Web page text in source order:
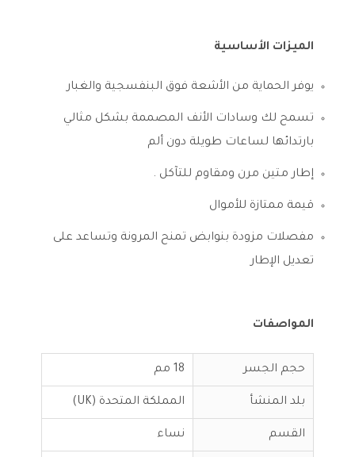
الميزات الأساسية
يوفر الحماية من الأشعة فوق البنفسجية والغبار
تسمح لك وسادات الأنف المصممة بشكل مثالي
بارتدائها لساعات طويلة دون ألم
إطار متين مرن ومقاوم للتآكل .
قيمة ممتازة للأموال
مفصلات مزودة بنوابض تمنح المرونة وتساعد على
تعديل الإطار
المواصفات
حجم الجسر 18 مم
بلد المنشأ المملكة المتحدة (UK)
القسم نساء